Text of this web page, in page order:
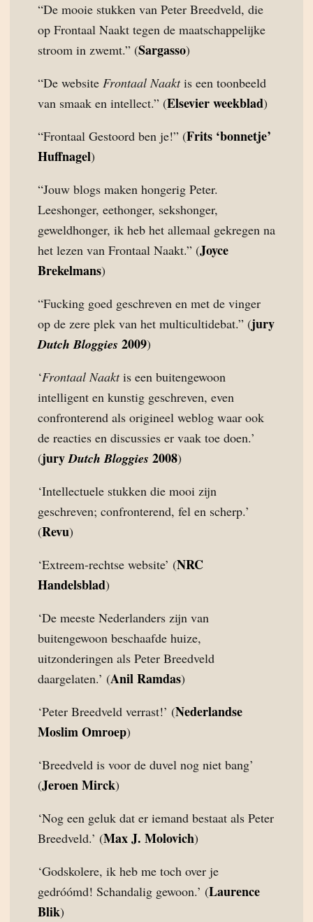
“De mooie stukken van Peter Breedveld, die
op Frontaal Naakt tegen de maatschappelijke
stroom in zwemt.” (Sargasso)
“De website Frontaal Naaktis een toonbeeld
van smaak en intellect.” (Elsevier weekblad)
“Frontaal Gestoord ben je!” (Frits ‘bonnetje’
Huffnagel)
“Jouw blogs maken hongerig Peter.
Leeshonger, eethonger, sekshonger,
geweldhonger, ik heb het allemaal gekregen na
het lezen van Frontaal Naakt.” (Joyce
Brekelmans)
“Fucking goed geschreven en met de vinger
op de zere plek van het multicultidebat.” (jury
Dutch Bloggies 2009)
‘Frontaal Naaktis een buitengewoon
intelligent en kunstig geschreven, even
confronterend als origineel weblog waar ook
de reacties en discussies er vaak toe doen.’
(juryDutch Bloggies 2008)
‘Intellectuele stukken die mooi zijn
geschreven; confronterend, fel en scherp.’
(Revu)
‘Extreem-rechtse website’ (NRC
Handelsblad)
‘De meeste Nederlanders zijn van
buitengewoon beschaafde huize,
uitzonderingen als Peter Breedveld
daargelaten.’ (Anil Ramdas)
‘Peter Breedveld verrast!’ (Nederlandse
Moslim Omroep)
‘Breedveld is voor de duvel nog niet bang’
(Jeroen Mirck)
‘Nog een geluk dat er iemand bestaat als Peter
Breedveld.’ (Max J. Molovich)
‘Godskolere, ik heb me toch over je
gedróómd! Schandalig gewoon.’ (Laurence
Blik)